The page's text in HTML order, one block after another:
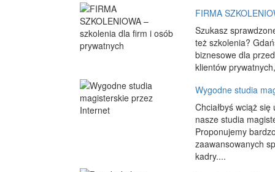
FIRMA
Szukasz
też szkolenia?
biznesowe dla
klientów
Wygodne studia
Chciałbyś wciąż
nasze studia
Proponujemy
zaawansowanych
kadry....